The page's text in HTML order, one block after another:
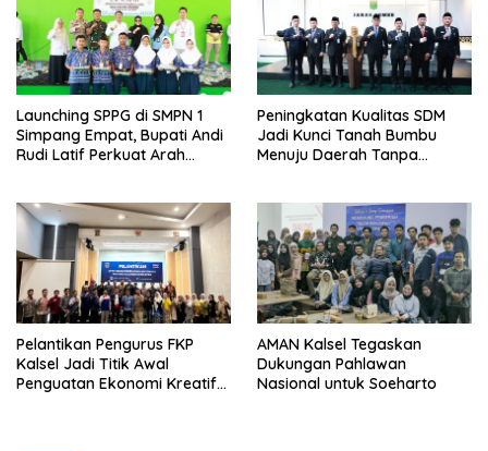
Launching SPPG di SMPN 1
Simpang Empat, Bupati Andi
Rudi Latif Perkuat Arah
Peningkatan Kualitas SDM
Jadi Kunci Tanah Bumbu
Menuju Daerah Tanpa
Pelantikan Pengurus FKP
Kalsel Jadi Titik Awal
Penguatan Ekonomi Kreatif
AMAN Kalsel Tegaskan
Dukungan Pahlawan
Nasional untuk Soeharto